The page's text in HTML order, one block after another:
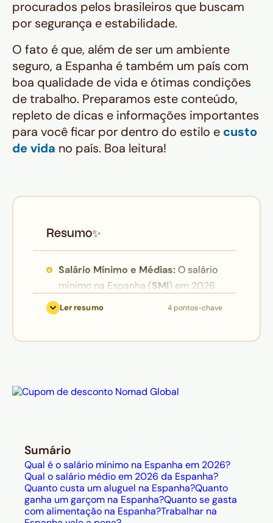
procurados pelos brasileiros que buscam
por segurança e estabilidade.
O fato é que, além de ser um ambiente
seguro, a Espanha é também um país com
boa qualidade de vida e ótimas condições
de trabalho. Preparamos este conteúdo,
repleto de dicas e informações importantes
para você ficar por dentro do estilo e custo
de vida no país. Boa leitura!
Resumo✨
Salário Mínimo e Médias:O salário
mínimo na Espanha (SMI) em 2026
é de
concentradas emMadri (1.631 €)
engenharia) podendo ultrapassar os
60 mil euros anuais;
O Peso do Aluguel:Moradia é o
item que mais varia no orçamento.
Em cidades badaladas como Madri
Ler resumo 4 pontos-chave
Sumário
Qual é o salário mínimo na Espanha em 2026?
Qual o salário médio em 2026 da Espanha?
Quanto custa um aluguel na Espanha?Quanto
ganha um garçom na Espanha?Quanto se gasta
com alimentação na Espanha?Trabalhar na